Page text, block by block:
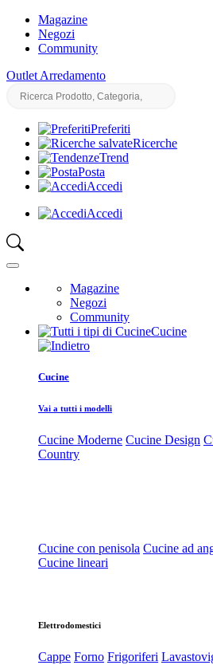
Magazine
Negozi
Community
Outlet Arredamento
Preferiti
Ricerche
Trend
Posta
Accedi
Accedi
Magazine
Negozi
Community
Cucine
Cucine
Vai a tutti i modelli
Cucine Moderne Cucine Design
Country
Cucine con penisola Cucine ad
Cucine lineari
Elettrodomestici
Cappe Forno Frigoriferi